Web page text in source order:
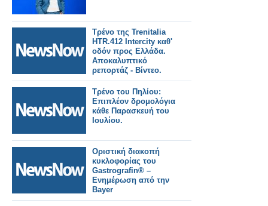
Τρένο της Trenitalia
HTR.412 Intercity καθ'
οδόν προς Ελλάδα.
Αποκαλυπτικό
ρεπορτάζ - Βίντεο.
Τρένο του Πηλίου:
Επιπλέον δρομολόγια
κάθε Παρασκευή του
Ιουλίου.
Οριστική διακοπή
κυκλοφορίας του
Gastrografin® –
Ενημέρωση από την
Bayer